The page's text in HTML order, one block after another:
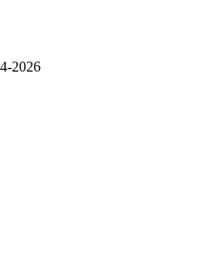
2026